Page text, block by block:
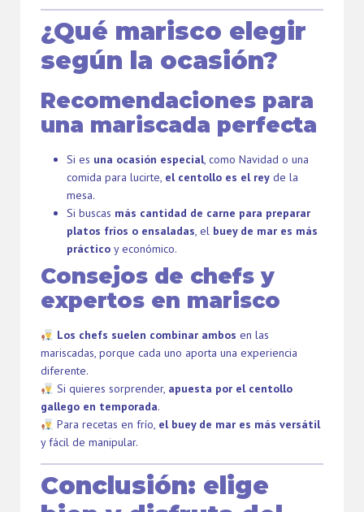
¿Qué marisco elegir
según la ocasión?
Recomendaciones para
una mariscada perfecta
Si es una ocasión especial, como Navidad o una
comida para lucirte, el centollo es el rey de la
mesa.
Si buscas más cantidad de carne para preparar
platos fríos o ensaladas, el buey de mar es más
práctico y económico.
Consejos de chefs y
expertos en marisco
Los chefs suelen combinar ambos en las
mariscadas, porque cada uno aporta una experiencia
diferente.
Si quieres sorprender, apuesta por el centollo
gallego en temporada.
Para recetas en frío, el buey de mar es más versátil
y fácil de manipular.
Conclusión: elige